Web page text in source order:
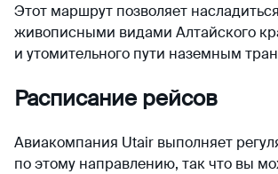
Этот маршрут позволяет насладиться
живописными видами Алтайского
и утомительного пути наземным
Расписание рейсов
Авиакомпания Utair выполняет
по этому направлению, так что вы